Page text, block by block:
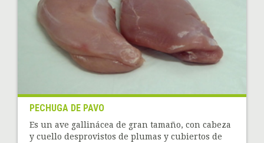
PECHUGA DE PAVO
Es un ave gallinácea de gran tamaño, con cabeza
y cuello desprovistos de plumas y cubiertos de